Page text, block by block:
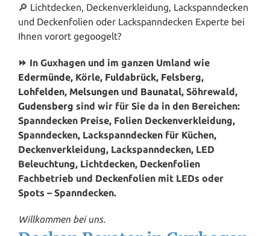
🔎 Lichtdecken, Deckenverkleidung, Lackspanndecken
und Deckenfolien oder Lackspanndecken Experte bei
Ihnen vorort gegoogelt?
⏩ In Guxhagen und im ganzen Umland wie
Edermünde, Körle, Fuldabrück, Felsberg,
Lohfelden, Melsungen und Baunatal, Söhrewald,
Gudensberg sind wir für Sie da in den Bereichen:
Spanndecken Preise, Folien Deckenverkleidung,
Spanndecken, Lackspanndecken für Küchen,
Deckenverkleidung, Lackspanndecken, LED
Beleuchtung, Lichtdecken, Deckenfolien
Fachbetrieb und Deckenfolien mit LEDs oder
Spots – Spanndecken.
Willkommen bei uns.